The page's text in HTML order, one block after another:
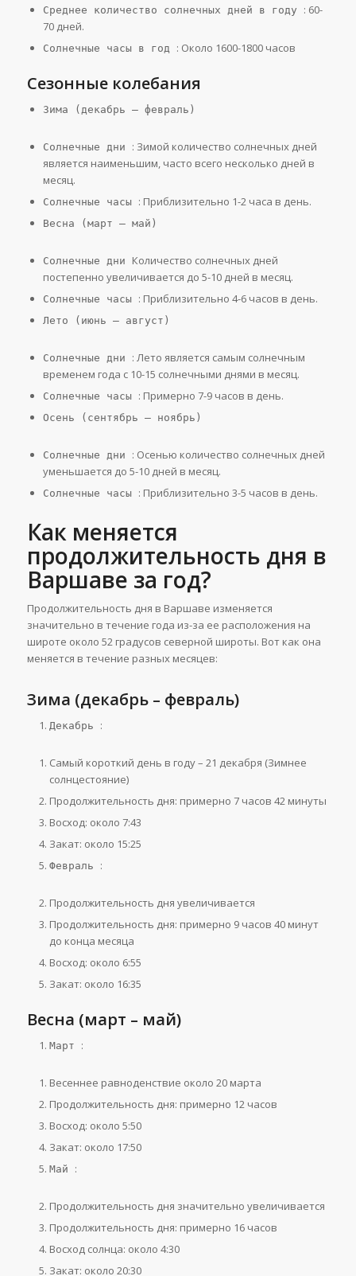
Среднее количество солнечных дней в году : 60-
70 дней.
Солнечные часы в год : Около 1600-1800 часов
Сезонные колебания
Зима (декабрь – февраль)
Солнечные дни : Зимой количество солнечных дней
является наименьшим, часто всего несколько дней в
месяц.
Солнечные часы : Приблизительно 1-2 часа в день.
Весна (март – май)
Солнечные дни Количество солнечных дней
постепенно увеличивается до 5-10 дней в месяц.
Солнечные часы : Приблизительно 4-6 часов в день.
Лето (июнь – август)
Солнечные дни : Лето является самым солнечным
временем года с 10-15 солнечными днями в месяц.
Солнечные часы : Примерно 7-9 часов в день.
Осень (сентябрь – ноябрь)
Солнечные дни : Осенью количество солнечных дней
уменьшается до 5-10 дней в месяц.
Солнечные часы : Приблизительно 3-5 часов в день.
Как меняется
продолжительность дня в
Варшаве за год?
Продолжительность дня в Варшаве изменяется
значительно в течение года из-за ее расположения на
широте около 52 градусов северной широты. Вот как она
меняется в течение разных месяцев:
Зима (декабрь – февраль)
Декабрь :
Самый короткий день в году – 21 декабря (Зимнее
солнцестояние)
Продолжительность дня: примерно 7 часов 42 минуты
Восход: около 7:43
Закат: около 15:25
Февраль :
Продолжительность дня увеличивается
Продолжительность дня: примерно 9 часов 40 минут
до конца месяца
Восход: около 6:55
Закат: около 16:35
Весна (март – май)
Март :
Весеннее равноденствие около 20 марта
Продолжительность дня: примерно 12 часов
Восход: около 5:50
Закат: около 17:50
Май :
Продолжительность дня значительно увеличивается
Продолжительность дня: примерно 16 часов
Восход солнца: около 4:30
Закат: около 20:30